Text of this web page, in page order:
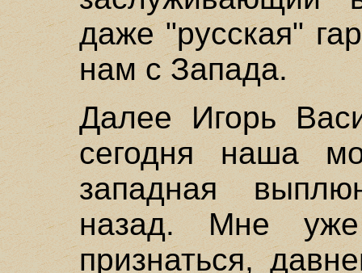
даже "русская"
нам с Запада.
Далее Игорь
сегодня наша
западная
назад. Мне
признаться,